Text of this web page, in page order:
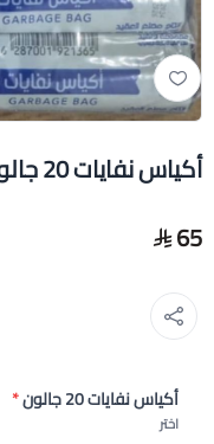
أكياس نفايات 20 جالون
65
أكياس نفايات 20 جالون *
اختر